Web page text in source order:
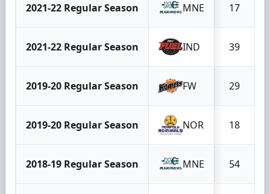
2021-22 Regular Season MNE 17
2021-22 Regular Season IND 39
2019-20 Regular Season FW 29
2019-20 Regular Season NOR 18
2018-19 Regular Season MNE 54